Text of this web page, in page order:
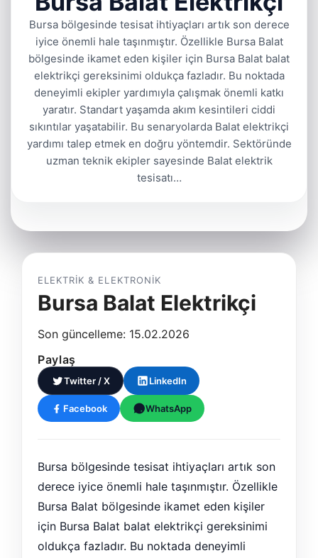
Bursa bölgesinde tesisat ihtiyaçları artık son derece
iyice önemli hale taşınmıştır. Özellikle Bursa Balat
bölgesinde ikamet eden kişiler için Bursa Balat balat
elektrikçi gereksinimi oldukça fazladır. Bu noktada
deneyimli ekipler yardımıyla çalışmak önemli katkı
yaratır. Standart yaşamda akım kesintileri ciddi
sıkıntılar yaşatabilir. Bu senaryolarda Balat elektrikçi
yardımı talep etmek en doğru yöntemdir. Sektöründe
uzman teknik ekipler sayesinde Balat elektrik
tesisatı…
ELEKTRIK & ELEKTRONIK
Bursa Balat Elektrikçi
Son güncelleme: 15.02.2026
Paylaş
Twitter / X LinkedIn
Facebook WhatsApp
Bursa bölgesinde tesisat ihtiyaçları artık son
derece iyice önemli hale taşınmıştır. Özellikle
Bursa Balat bölgesinde ikamet eden kişiler
için Bursa Balat balat elektrikçi gereksinimi
oldukça fazladır. Bu noktada deneyimli